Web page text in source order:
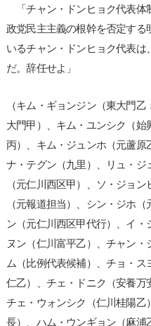
「チャン・ドンヒョク代表体
政党民主主義の根幹を否定する
いるチャン・ドンヒョク代表は
だ。辞任せよ」
（キム・ギョンジン（東大門
大門甲）、キム・ユンシク（
丙）、キム・ジュンホ（元蘆原
ナ・テグン（九里）、リュ・ジ
（元仁川西区甲）、ソ・ジョ
（元報道担当）、シン・ジホ
ン（元仁川西区甲代行）、イ
ヌン（仁川富平乙）、チャン
ム（比例代表候補）、チョ・
仁乙）、チェ・ドニク（安養万
チェ・ウォンシク（仁川桂陽
長）、ハム・ウンギョン（麻浦